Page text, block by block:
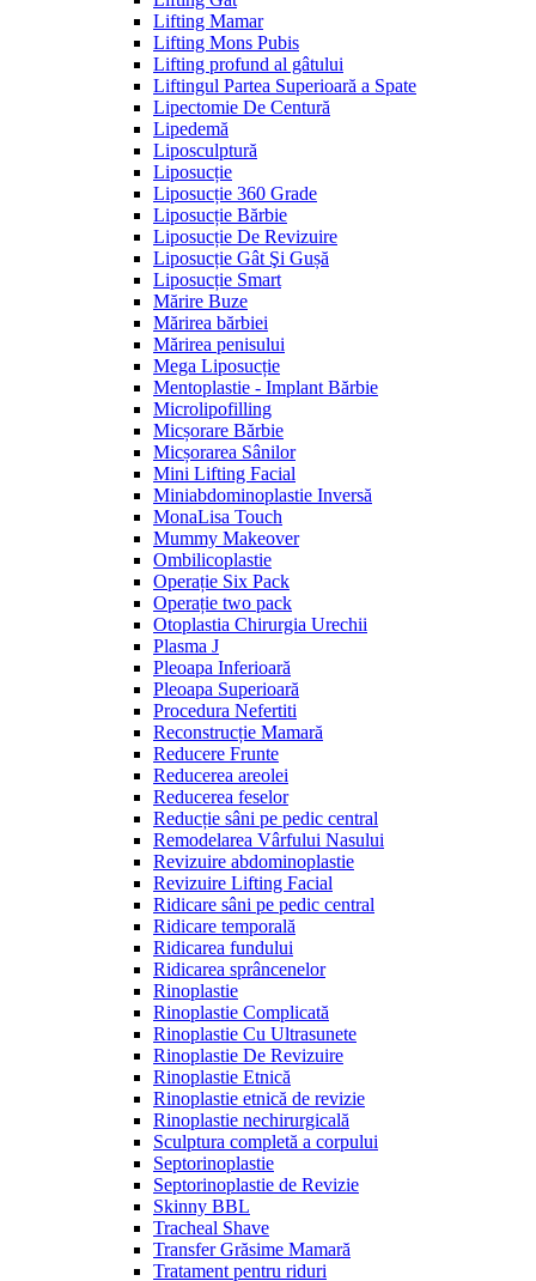
Lifting Mamar
Lifting Mons Pubis
Lifting profund al gâtului
Liftingul Partea Superioară a Spate
Lipectomie De Centură
Lipedemă
Liposculptură
Liposucție
Liposucție 360 Grade
Liposucție Bărbie
Liposucție De Revizuire
Liposucție Gât Şi Gușă
Liposucție Smart
Mărire Buze
Mărirea bărbiei
Mărirea penisului
Mega Liposucție
Mentoplastie - Implant Bărbie
Microlipofilling
Micșorare Bărbie
Micșorarea Sânilor
Mini Lifting Facial
Miniabdominoplastie Inversă
MonaLisa Touch
Mummy Makeover
Ombilicoplastie
Operație Six Pack
Operație two pack
Otoplastia Chirurgia Urechii
Plasma J
Pleoapa Inferioară
Pleoapa Superioară
Procedura Nefertiti
Reconstrucție Mamară
Reducere Frunte
Reducerea areolei
Reducerea feselor
Reducție sâni pe pedic central
Remodelarea Vârfului Nasului
Revizuire abdominoplastie
Revizuire Lifting Facial
Ridicare sâni pe pedic central
Ridicare temporală
Ridicarea fundului
Ridicarea sprâncenelor
Rinoplastie
Rinoplastie Complicată
Rinoplastie Cu Ultrasunete
Rinoplastie De Revizuire
Rinoplastie Etnică
Rinoplastie etnică de revizie
Rinoplastie nechirurgicală
Sculptura completă a corpului
Septorinoplastie
Septorinoplastie de Revizie
Skinny BBL
Tracheal Shave
Transfer Grăsime Mamară
Tratament pentru riduri